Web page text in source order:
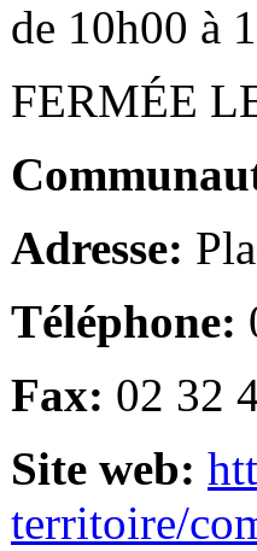
de 10h00 à
FERMÉE
Adresse:
Téléphone:
Fax: 02 32
Site web:
territoire/